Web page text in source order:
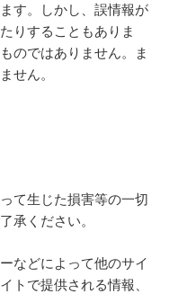
す。しかし、誤情報が
りすることもありま
のではありません。ま
せん。
て生じた損害等の一切
承ください。
などによって他のサイ
トで提供される情報、